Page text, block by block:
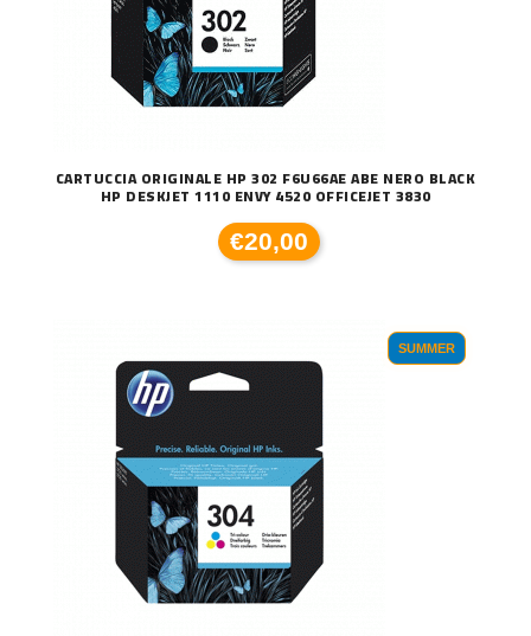
CARTUCCIA ORIGINALE HP 302 F6U66AE ABE NERO BLACK
HP DESKJET 1110 ENVY 4520 OFFICEJET 3830
€20,00
SUMMER